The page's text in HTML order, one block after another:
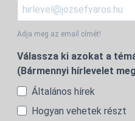
Adja meg az email címét!
Válassza ki azokat a
(Bármennyi hírlevelet
Általános hírek
Hogyan vehetek részt